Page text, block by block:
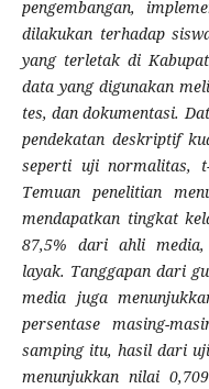
pengembangan,
dilakukan terhadap
yang terletak di
data yang digunakan
tes, dan dokumentasi.
pendekatan deskriptif
seperti uji normalitas,
Temuan penelitian
mendapatkan tingkat
87,5% dari ahli
layak. Tanggapan dari
media juga
persentase masing-
samping itu, hasil dari
menunjukkan nilai